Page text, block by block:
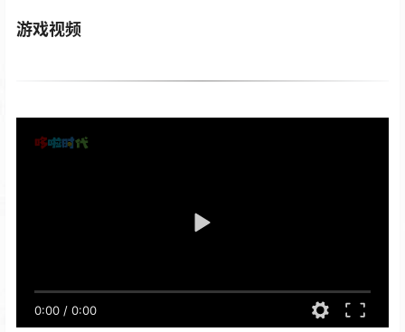
游戏视频
0:00 / 0:00